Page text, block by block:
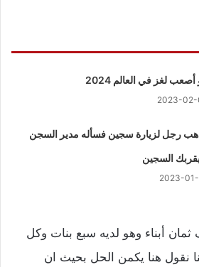
لغز في العالم 2024
2023-02-
رجل لزيارة سجين فسأله مدير السجن
يقربك السجين
2023-
أبناء وهو لديه سبع بنات وكل
نقول هنا يكمن الحل بحيث ان